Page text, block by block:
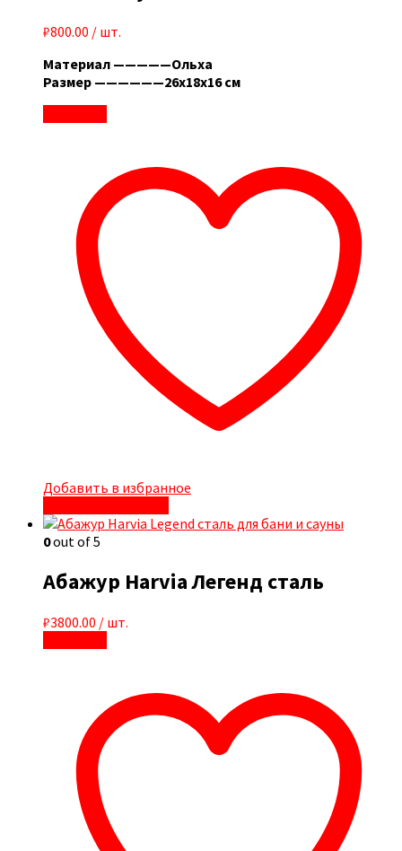
₽800.00 / шт.
Материал —————Ольха
Размер ——————26х18х16 см
Добавить в избранное
0out of 5
Абажур Harvia Легенд сталь
₽3800.00 / шт.